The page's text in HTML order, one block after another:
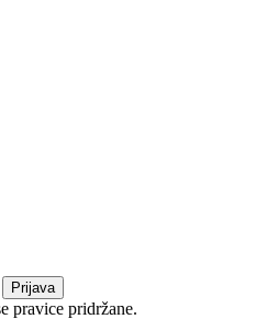
Prijava
pravice pridržane.